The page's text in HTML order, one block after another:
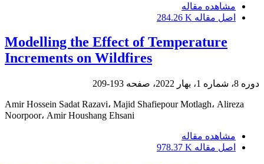
مشاهده مقاله
اصل مقاله 284.26 K
Modelling the Effect of Temperature
Increments on Wildfires
دوره 8، شماره 1، بهار 2022، صفحه 193-209
Amir Hossein Sadat Razavi، Majid Shafiepour Motlagh، Alireza
Noorpoor، Amir Houshang Ehsani
مشاهده مقاله
اصل مقاله 978.37 K